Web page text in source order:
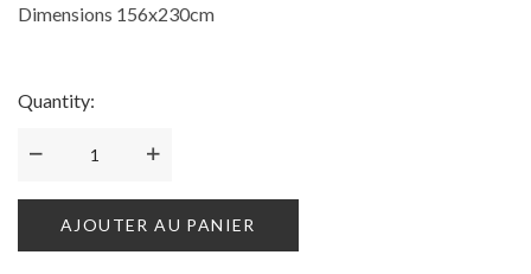
Dimensions 156x230cm
Quantity:
AJOUTER AU PANIER